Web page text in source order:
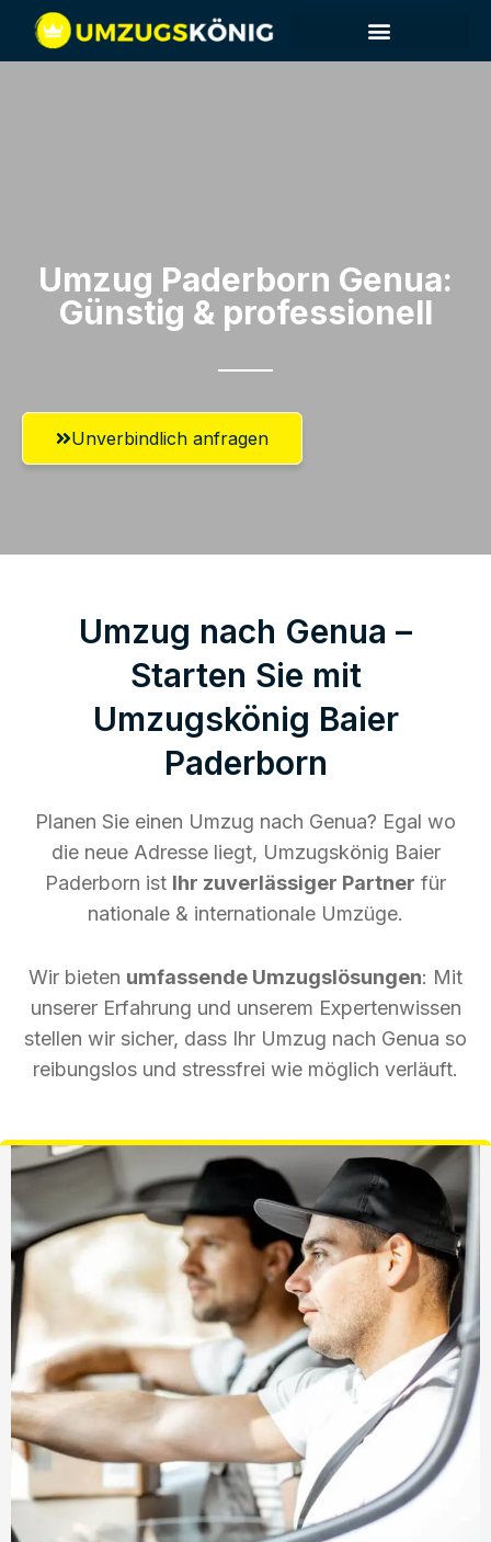
Umzug Paderborn​ Genua:
Günstig & professionell​
Unverbindlich anfragen
Umzug nach Genua –
Starten Sie mit
Umzugskönig Baier
Paderborn
Planen Sie einen Umzug nach Genua? Egal wo
die neue Adresse liegt, Umzugskönig Baier
Paderborn ist Ihr zuverlässiger Partner für
nationale & internationale Umzüge.
Wir bieten umfassende Umzugslösungen: Mit
unserer Erfahrung und unserem Expertenwissen
stellen wir sicher, dass Ihr Umzug nach Genua so
reibungslos und stressfrei wie möglich verläuft.